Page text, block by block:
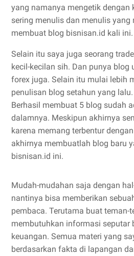
yang namanya mengetik dengan
sering menulis dan menulis yang
membuat blog bisnisan.id kali ini.
Selain itu saya juga seorang
kecil-kecilan sih. Dan punya blog
forex juga. Selain itu mulai lebih
penulisan blog setahun yang
Berhasil membuat 5 blog sudah
dalamnya. Meskipun akhirnya
karena memang terbentur
akhirnya membuatlah blog baru
bisnisan.id ini.
Mudah-mudahan saja dengan
nantinya bisa memberikan
pembaca. Terutama buat teman-
membutuhkan informasi seputar
keuangan. Semua materi yang
berdasarkan fakta di lapangan